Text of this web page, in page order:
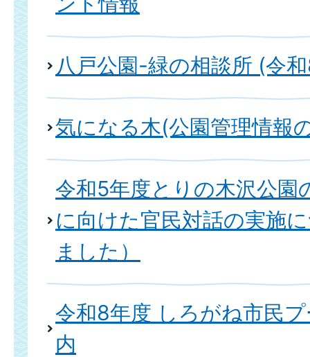
八戸公園-緑の相談所 (令
気になる木(公園管理情報
令和5年度とりの木沢公園
に向けた官民対話の実施
ました）
令和8年度 しろがね市民
内